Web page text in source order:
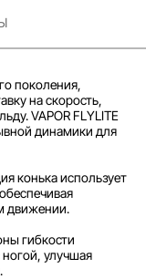
поколения,
на скорость,
VAPOR FLYLITE
динамики для
конька использует
движении.
гибкости
улучшая